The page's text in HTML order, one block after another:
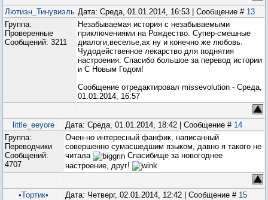
Лютиэн_Тинувиэль Дата: Среда, 01.01.2014, 16:53 | Сообщение # 13
Группа:
Проверенные
Сообщений: 3211
Незабываемая история с незабываемыми
приключениями на Рождество. Супер-смешные
диалоги,веселье,ах ну и конечно же любовь.
Чудодейственное лекарство для поднятия
настроения. Спасибо большое за перевод истории
и С Новым Годом!
Сообщение отредактировал missevolution - Среда,
01.01.2014, 16:57
little_eeyore Дата: Среда, 01.01.2014, 18:42 | Сообщение # 14
Группа:
Переводчики
Сообщений:
4707
Очен-но интересный фанфик, написанный
совершенно сумасшедшим языком, давно я такого не
читала
Спасибище за новогоднее
настроение, друг!
•Тортик• Дата: Четверг, 02.01.2014, 12:42 | Сообщение # 15